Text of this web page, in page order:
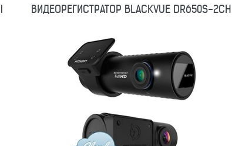
Отложить
APPLE IPHONE 17 PRO
1TB DEEP BLUE (СИНИЙ)
СМАРТФОН APPLE
MAX 1TB
ВИДЕОРЕГИСТРАТОР BLACKVUE DR650S-2CH